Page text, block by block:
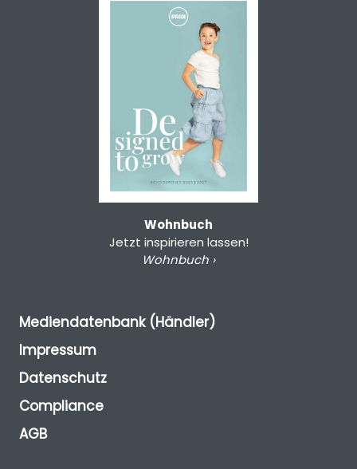
Wohnbuch
Jetzt inspirieren lassen!
Wohnbuch ›
Mediendatenbank (Händler)
Impressum
Datenschutz
Compliance
AGB